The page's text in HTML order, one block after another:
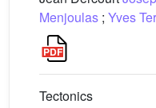
Menjoulas ; Yves
Tectonics